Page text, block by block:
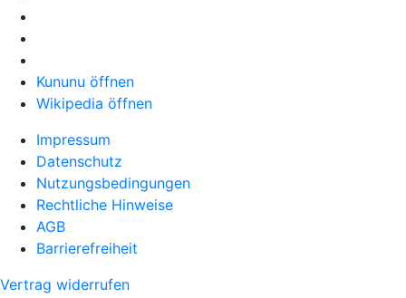
Kununu öffnen
Wikipedia öffnen
Impressum
Datenschutz
Nutzungsbedingungen
Rechtliche Hinweise
AGB
Barrierefreiheit
Vertrag widerrufen